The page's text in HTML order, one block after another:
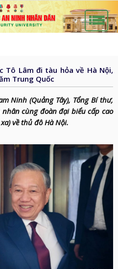
list
Tô Lâm đi tàu hỏa về Hà Nội,
Trung Quốc
Ninh (Quảng Tây), Tổng Bí thư,
cùng đoàn đại biểu cấp cao
về thủ đô Hà Nội.